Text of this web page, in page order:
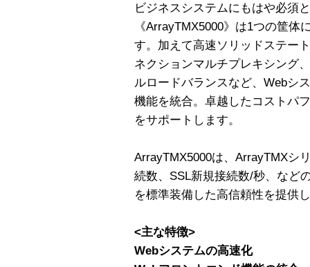
ビジネスシステムにもはや必須
《ArrayTMX5000》は1つの筐
す。加えて高速ソリッドステー
ネクションマルチプレキシング
ルロードバランスなど、Webシ
機能を統合。卓越したコストパ
をサポートします。
ArrayTMX5000は、ArrayTMXシ
続数、SSL新規接続数/秒、など
を標準装備した高信頼性を提供
<主な特徴>
Webシステムの高速化